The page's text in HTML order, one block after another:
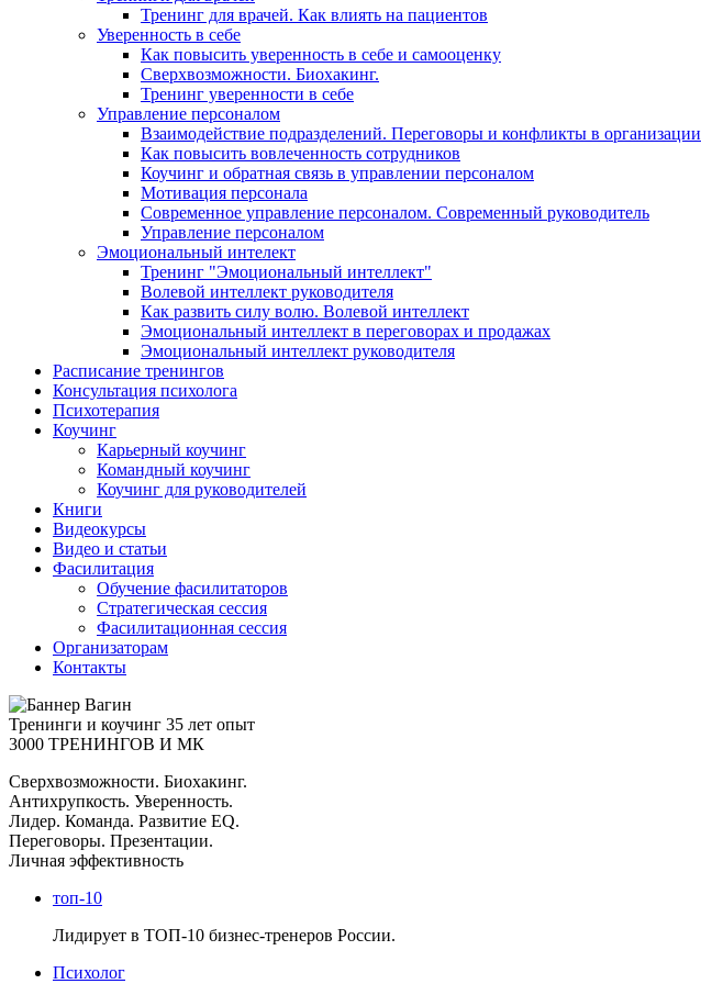
Тренинг для врачей. Как влиять на пациентов
Уверенность в себе
Как повысить уверенность в себе и самооценку
Сверхвозможности. Биохакинг.
Тренинг уверенности в себе
Управление персоналом
Взаимодействие подразделений. Переговоры и конфликты в организации
Как повысить вовлеченность сотрудников
Коучинг и обратная связь в управлении персоналом
Мотивация персонала
Современное управление персоналом. Современный руководитель
Управление персоналом
Эмоциональный интелект
Тренинг "Эмоциональный интеллект"
Волевой интеллект руководителя
Как развить силу волю. Волевой интеллект
Эмоциональный интеллект в переговорах и продажах
Эмоциональный интеллект руководителя
Расписание тренингов
Консультация психолога
Психотерапия
Коучинг
Карьерный коучинг
Командный коучинг
Коучинг для руководителей
Книги
Видеокурсы
Видео и статьи
Фасилитация
Обучение фасилитаторов
Стратегическая сессия
Фасилитационная сессия
Организаторам
Контакты
Тренинги и коучинг 35 лет опыт
3000 ТРЕНИНГОВ И МК
Сверхвозможности. Биохакинг.
Антихрупкость. Уверенность.
Лидер. Команда. Развитие EQ.
Переговоры. Презентации.
Личная эффективность
топ-10
Лидирует в ТОП-10 бизнес-тренеров России.
Психолог